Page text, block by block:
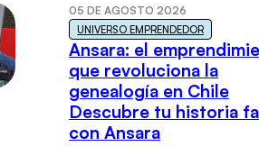
05 DE AGOSTO 2026
UNIVERSO EMPRENDEDOR
Ansara: el
que revoluciona la
genealogía en Chile
Descubre tu historia
con Ansara